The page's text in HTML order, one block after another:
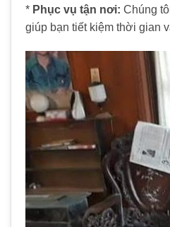
* Phục vụ tận nơi: Chúng
giúp bạn tiết kiệm thời gian